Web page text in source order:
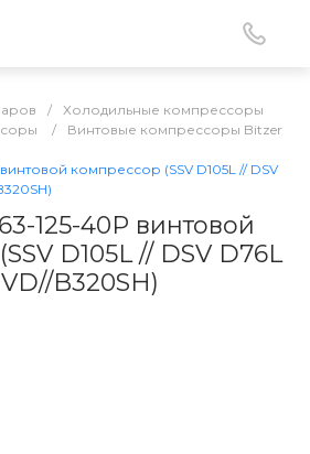
/
Холодильные компрессоры
/
Винтовые компрессоры Bitzer
компрессор (SSV D105L // DSV
125-40P винтовой
D105L // DSV D76L
B320SH)